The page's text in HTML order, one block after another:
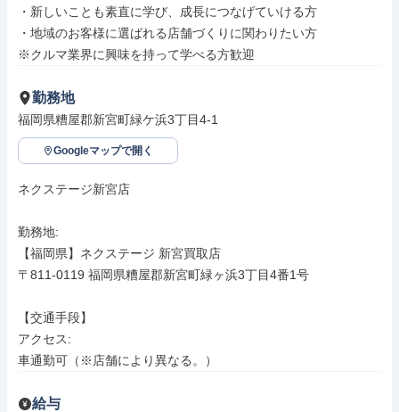
・新しいことも素直に学び、成長につなげていける方
・地域のお客様に選ばれる店舗づくりに関わりたい方
※クルマ業界に興味を持って学べる方歓迎
勤務地
福岡県糟屋郡新宮町緑ケ浜3丁目4-1
Googleマップで開く
ネクステージ新宮店
勤務地:
【福岡県】ネクステージ 新宮買取店
〒811-0119 福岡県糟屋郡新宮町緑ヶ浜3丁目4番1号
【交通手段】
アクセス:
車通勤可（※店舗により異なる。）
給与